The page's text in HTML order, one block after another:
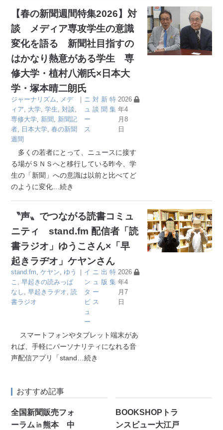
【春の新聞週間特集2026】対
談 メディア専攻学生の意識
変化を語る 新聞社目指すの
はかなり熱意がある学生 専
修大学・植村八潮氏×日本大
学・塚本晴二朗氏
ジャーナリズム, メデ
ィア, 大学,学生,対談,
専修大学, 新聞, 新聞記
者, 日本大学,春の新聞
週間
｜ ニ
ュ
ー
ス
対
談
新
聞
特
集
2026
年4
月8
日
多くの若者にとって、ニュースに接す
る場がＳＮＳへと移行している昨今、学
生の「新聞」への意識は以前と比べてど
のように変化 …続き
〝声〟でつながる読書コミュ
ニティ stand.fm 配信者「読
書ラジオ」ゆうこさん×「早
起きラヂオ」ケヤンさん
stand.fm,ケヤン, ゆう
こ ,早起きの読みっぱ
なし ,早起きラヂオ,読
書ラジオ
｜ イ
ン
タ
ビ
ュ
ー
ニ
ュ
ー
ス
出
版
特
集
2026
年4
月7
日
スマートフォンやタブレット端末があ
れば、手軽にパーソナリティになれる音
声配信アプリ「stand …続き
おすすめ記事
全国新聞販売フォ
ーラム㏌熊本 中
BOOKSHOPトラ
ンスビュー大江戸